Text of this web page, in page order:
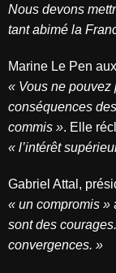
Nous devons
tant abimé la
Marine Le Pen
« Vous ne pouvez
conséquences
commis ». Elle
« l’intérêt
Gabriel Attal,
« un compromis »
sont des
convergences. »